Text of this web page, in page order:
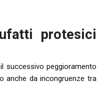
protesici
successivo peggioramento
anche da incongruenze tra